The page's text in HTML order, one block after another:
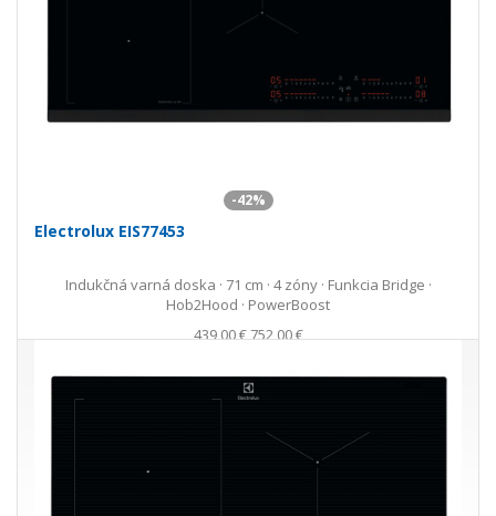
-42%
Electrolux EIS77453
Indukčná varná doska · 71 cm · 4 zóny · Funkcia Bridge ·
Hob2Hood · PowerBoost
439,00 €752,00 €
do 5 prac. dní